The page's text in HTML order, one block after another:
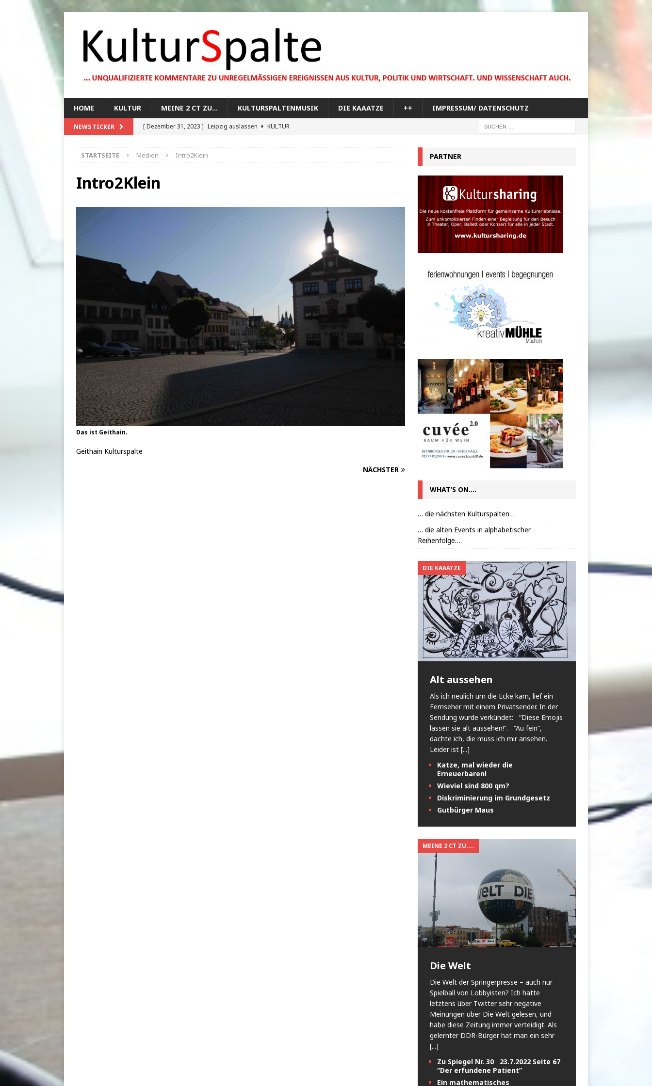
HOME KULTUR MEINE 2 CT ZU… KULTURSPALTENMUSIK DIE KAAATZE ++ IMPRESSUM/ DATENSCHUTZ
NEWS TICKER [ Dezember 31, 2023 ] Leipzig auslassen
KULTUR
[ August 13, 2023 ] Die Mobilisierung der menschlichen Dummheit
[ August 12, 2023 ]
STARTSEITE Medien Intro2Klein
Intro2Klein
Das ist Geithain.
Geithain Kulturspalte
NÄCHSTER
PARTNER
WHAT’S ON….
… die nächsten Kulturspalten…
… die alten Events in alphabetischer
Reihenfolge….
DIE KAAATZE
Alt aussehen
Als ich neulich um die Ecke kam, lief ein
Fernseher mit einem Privatsender. In der
Sendung wurde verkündet: “Diese Emojis
lassen sie alt aussehen!”. “Au fein”,
dachte ich, die muss ich mir ansehen.
Leider ist [...]
Katze, mal wieder die
Erneuerbaren!
Wieviel sind 800 qm?
Diskriminierung im Grundgesetz
Gutbürger Maus
MEINE 2 CT ZU....
Die Welt
Die Welt der Springerpresse – auch nur
Spielball von Lobbyisten? Ich hatte
letztens über Twitter sehr negative
Meinungen über Die Welt gelesen, und
habe diese Zeitung immer verteidigt. Als
gelernter DDR-Bürger hat man ein sehr
[...]
Zu Spiegel Nr. 30 23.7.2022 Seite 67
“Der erfundene Patient”
Ein mathematisches